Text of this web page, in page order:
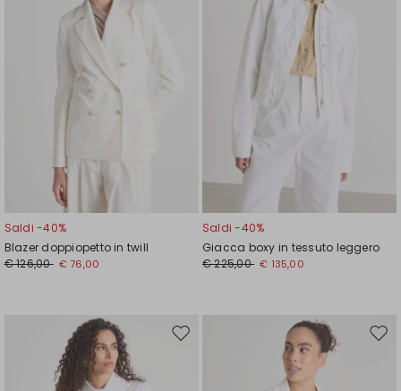
Saldi -40%
Blazer doppiopetto in twill
€ 126,00 € 76,00
Saldi -40%
Giacca boxy in tessuto leggero
€ 225,00 € 135,00
Sposta